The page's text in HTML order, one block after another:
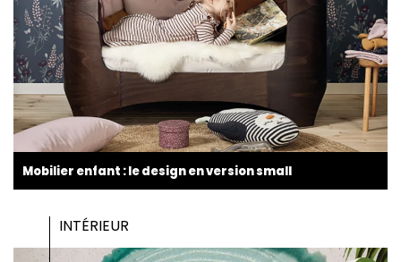
Mobilier enfant : le design en version small
INTÉRIEUR